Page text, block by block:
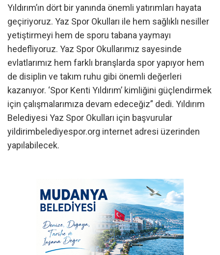
Yıldırım’ın dört bir yanında önemli yatırımları hayata
geçiriyoruz. Yaz Spor Okulları ile hem sağlıklı nesiller
yetiştirmeyi hem de sporu tabana yaymayı
hedefliyoruz. Yaz Spor Okullarımız sayesinde
evlatlarımız hem farklı branşlarda spor yapıyor hem
de disiplin ve takım ruhu gibi önemli değerleri
kazanıyor. ‘Spor Kenti Yıldırım’ kimliğini güçlendirmek
için çalışmalarımıza devam edeceğiz” dedi. Yıldırım
Belediyesi Yaz Spor Okulları için başvurular
yildirimbelediyespor.org internet adresi üzerinden
yapılabilecek.